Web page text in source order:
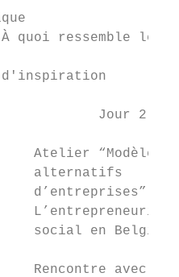
quoi ressemble le
Jour 2
Atelier “Modèles
alternatifs
d’entreprises”
social en
avec